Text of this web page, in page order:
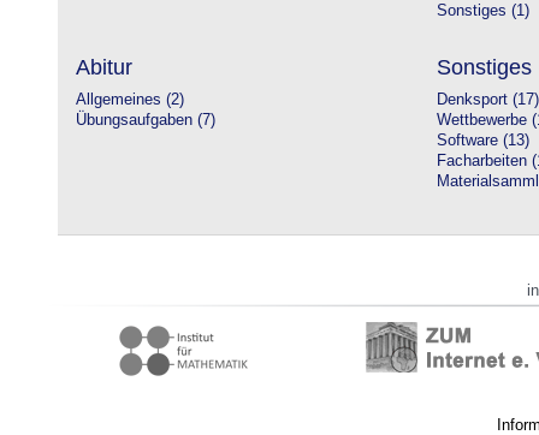
Sonstiges (1)
Abitur
Allgemeines (2)
Übungsaufgaben (7)
Sonstiges
Denksport (17)
Wettbewerbe
Software (13)
Facharbeiten